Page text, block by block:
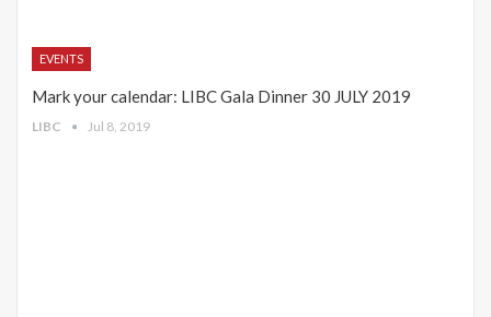
EVENTS
Mark your calendar: LIBC Gala Dinner 30 JULY 2019
LIBC Jul 8, 2019